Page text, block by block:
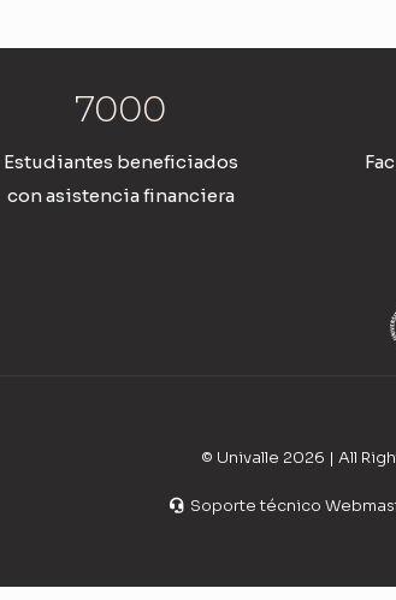
7000
Estudiantes beneficiados
con asistencia financiera
© Univalle 2026 | All
Soporte técnico